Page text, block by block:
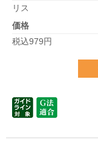
リス
価格
税込979円